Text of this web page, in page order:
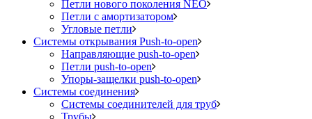
Петли нового поколения NEO
Петли с амортизатором
Угловые петли
Системы открывания Push-to-open
Направляющие push-to-open
Петли push-to-open
Упоры-защелки push-to-open
Системы соединения
Системы соединителей для труб
Трубы